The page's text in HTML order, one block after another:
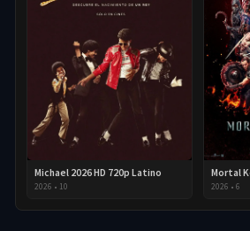
Michael 2026 HD 720p Latino
2026 • 10 2026 • 6